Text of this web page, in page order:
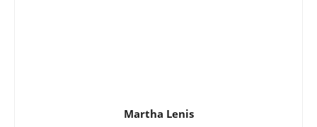
Martha Lenis